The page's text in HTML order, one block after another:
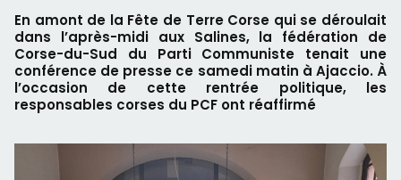
En amont de la Fête de Terre Corse qui se déroulait
dans l’après-midi aux Salines, la fédération de
Corse-du-Sud du Parti Communiste tenait une
conférence de presse ce samedi matin à Ajaccio. À
l’occasion de cette rentrée politique, les
responsables corses du PCF ont réaffirmé